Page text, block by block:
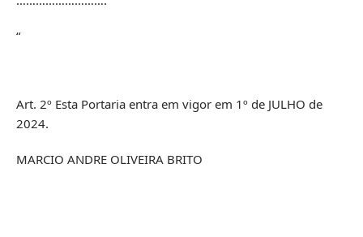
“
Art. 2º Esta Portaria entra em vigor em 1º de JULHO de
2024.
MARCIO ANDRE OLIVEIRA BRITO